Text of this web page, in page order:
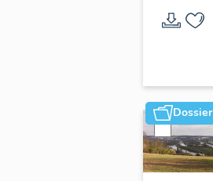
Dossier